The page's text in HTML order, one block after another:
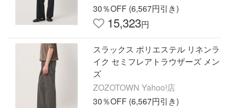
30％OFF (6,567円引き)
15,323円
スラックス ポリエステル リネンラ
イク セミフレアトラウザーズ メン
ズ
ZOZOTOWN Yahoo!店
30％OFF (6,567円引き)